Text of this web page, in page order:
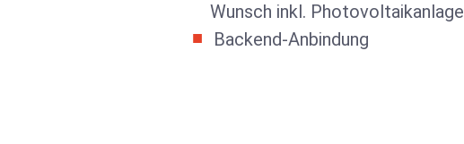
Wunsch inkl. Photovoltaikanlage
Backend-Anbindung